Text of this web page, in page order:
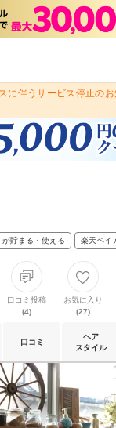
に伴うサービス停止の
が貯まる・使える 楽天ペイ
口コミ投稿
(4)
お気に入り
(27)
口コミ
ヘア
スタイル